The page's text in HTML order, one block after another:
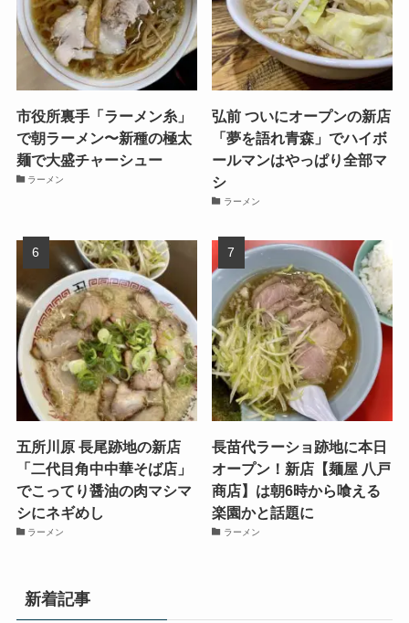
市役所裏手「ラーメン糸」
で朝ラーメン〜新種の極太
麺で大盛チャーシュー
ラーメン
弘前 ついにオープンの新店
「夢を語れ青森」でハイボ
ールマンはやっぱり全部マ
シ
ラーメン
五所川原 長尾跡地の新店
「二代目角中中華そば店」
でこってり醤油の肉マシマ
シにネギめし
ラーメン
長苗代ラーショ跡地に本日
オープン！新店【麺屋 八戸
商店】は朝6時から喰える
楽園かと話題に
ラーメン
新着記事